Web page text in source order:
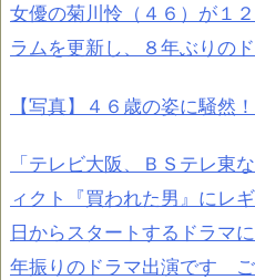
女優の菊川怜（４６）が１
ラムを更新し、８年ぶりの
【写真】４６歳の姿に騒然
「テレビ大阪、ＢＳテレ東
ィクト『買われた男』にレ
日からスタートするドラマ
年振りのドラマ出演です